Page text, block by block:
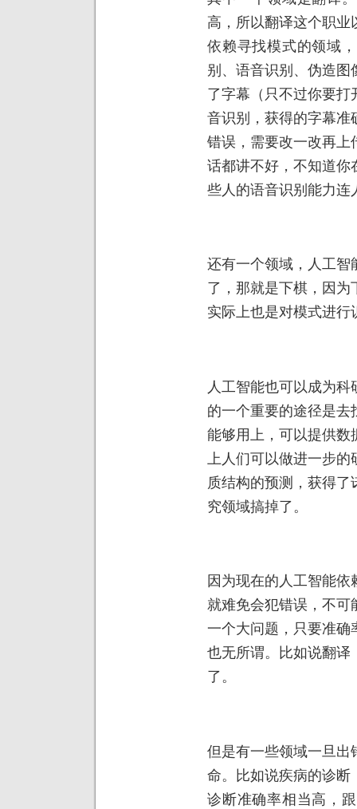
高，所以翻译这个职
依赖寻找模式的领域
别、语音识别、伪造
了字幕（只不过你要
音识别，获得的字幕准
错误，需要改一改再上
话都讲不好，不知道你
些人的语音识别能力连
还有一个领域，人工智
了，那就是下棋，因
实际上也是对模式进行
人工智能也可以成为
的一个重要的途径是
能够用上，可以提供数
上人们可以做进一步
质结构的预测，获得
究领域搞掉了。
因为现在的人工智能
就难免会犯错误，不可
一个大问题，只要准确
也无所谓。比如说翻译
了。
但是有一些领域一旦出
命。比如说疾病的诊断
诊断准确率相当高，